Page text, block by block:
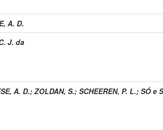
A. D.
J. da
A. D.; ZOLDAN, S.; SCHEEREN, P. L.; SÓ e